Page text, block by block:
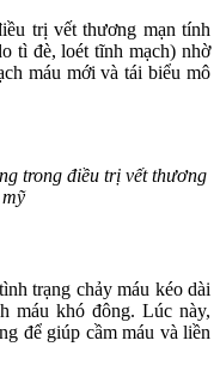
trị vết thương mạn tính
tì đè, loét tĩnh mạch) nhờ
máu mới và tái biểu mô
trong điều trị vết thương
trạng chảy máu kéo dài
máu khó đông. Lúc này,
để giúp cầm máu và liền